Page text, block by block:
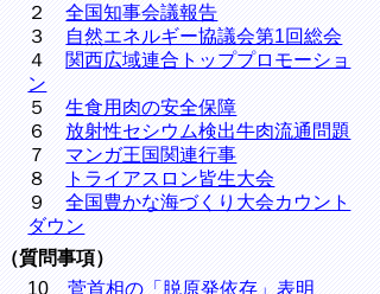
２全国知事会議報告
３ 自然エネルギー協議会第1回総会
４ 関西広域連合トッププロモーショ
ン
５生食用肉の安全保障
６ 放射性セシウム検出牛肉流通問題
７ マンガ王国関連行事
８
トライアスロン皆生大会
９全国豊かな海づくり大会カウント
ダウン
（質問事項）
10菅首相の「脱原発依存」表明